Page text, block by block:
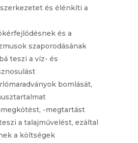
és élénkíti a
és a
szaporodásának
teszi a víz- és
bomlását,
-megtartást
a talajművelést, ezáltal
a költségek